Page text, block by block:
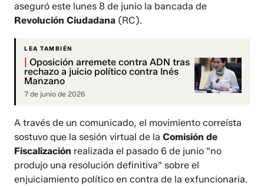
aseguró este lunes 8 de junio la bancada de
Revolución Ciudadana (RC).
LEA TAMBIÉN
Oposición arremete contra ADN tras
rechazo a juicio político contra Inés
Manzano
7 de junio de 2026
A través de un comunicado, el movimiento correísta
sostuvo que la sesión virtual de laComisión de
Fiscalización realizada el pasado 6 de junio "no
produjo una resolución definitiva" sobre el
enjuiciamiento político en contra de la exfuncionaria.